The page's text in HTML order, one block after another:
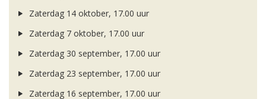
Zaterdag 14 oktober, 17.00 uur
Zaterdag 7 oktober, 17.00 uur
Zaterdag 30 september, 17.00 uur
Zaterdag 23 september, 17.00 uur
Zaterdag 16 september, 17.00 uur